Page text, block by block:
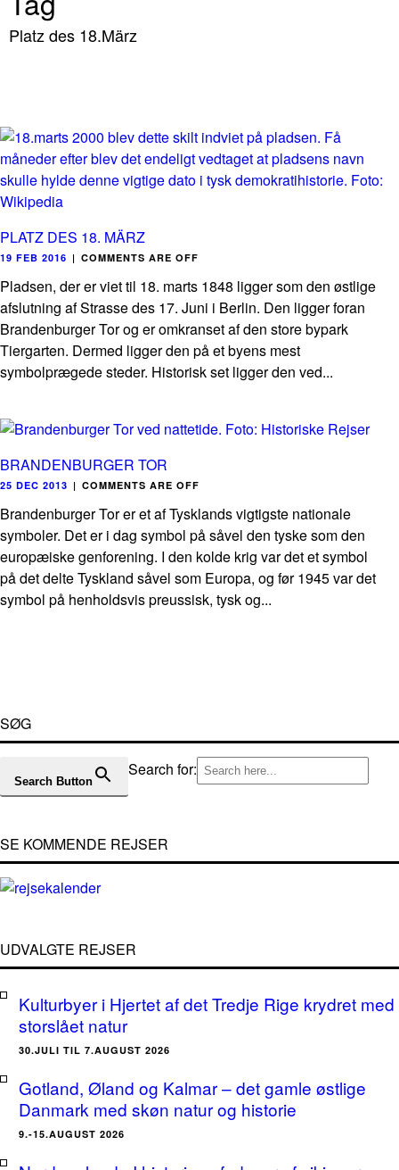
Platz des 18.März
PLATZ DES 18. MÄRZ
19 FEB 2016 | COMMENTS ARE OFF
Pladsen, der er viet til 18. marts 1848 ligger som den østlige
afslutning af Strasse des 17. Juni i Berlin. Den ligger foran
Brandenburger Tor og er omkranset af den store bypark
Tiergarten. Dermed ligger den på et byens mest
symbolprægede steder. Historisk set ligger den ved...
BRANDENBURGER TOR
25 DEC 2013 | COMMENTS ARE OFF
Brandenburger Tor er et af Tysklands vigtigste nationale
symboler. Det er i dag symbol på såvel den tyske som den
europæiske genforening. I den kolde krig var det et symbol
på det delte Tyskland såvel som Europa, og før 1945 var det
symbol på henholdsvis preussisk, tysk og...
SØG
Search for:
Search Button
SE KOMMENDE REJSER
UDVALGTE REJSER
Kulturbyer i Hjertet af det Tredje Rige krydret med
storslået natur
30.JULI TIL 7.AUGUST 2026
Gotland, Øland og Kalmar – det gamle østlige
Danmark med skøn natur og historie
9.-15.AUGUST 2026